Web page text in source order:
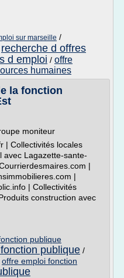
sur marseille /
recherche d offres
d emploi / offre
humaines
la fonction
moniteur
| Collectivités locales
avec Lagazette-sante-
|
|
| Collectivités
construction avec
publique
publique /
offre emploi fonction